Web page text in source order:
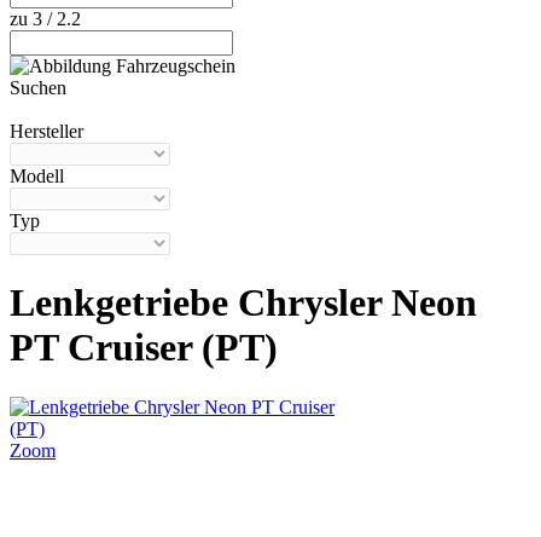
zu 3 / 2.2
Suchen
Hersteller
Modell
Typ
Lenkgetriebe Chrysler Neon
PT Cruiser (PT)
Zoom